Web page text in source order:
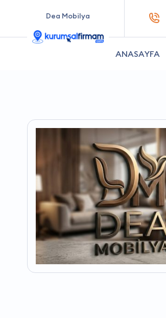
Dea Mobilya
ANASAYFA